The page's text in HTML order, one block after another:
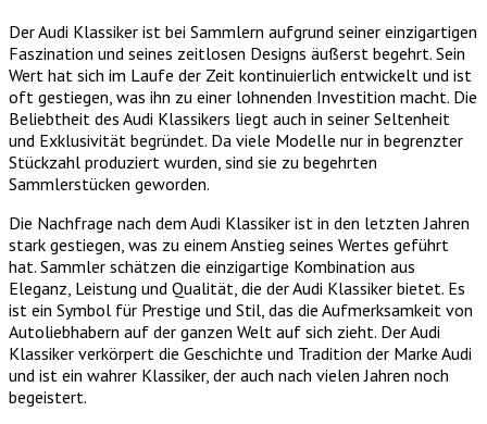
Der Audi Klassiker ist bei Sammlern aufgrund seiner einzigartigen
Faszination und seines zeitlosen Designs äußerst begehrt. Sein
Wert hat sich im Laufe der Zeit kontinuierlich entwickelt und ist
oft gestiegen, was ihn zu einer lohnenden Investition macht. Die
Beliebtheit des Audi Klassikers liegt auch in seiner Seltenheit
und Exklusivität begründet. Da viele Modelle nur in begrenzter
Stückzahl produziert wurden, sind sie zu begehrten
Sammlerstücken geworden.
Die Nachfrage nach dem Audi Klassiker ist in den letzten Jahren
stark gestiegen, was zu einem Anstieg seines Wertes geführt
hat. Sammler schätzen die einzigartige Kombination aus
Eleganz, Leistung und Qualität, die der Audi Klassiker bietet. Es
ist ein Symbol für Prestige und Stil, das die Aufmerksamkeit von
Autoliebhabern auf der ganzen Welt auf sich zieht. Der Audi
Klassiker verkörpert die Geschichte und Tradition der Marke Audi
und ist ein wahrer Klassiker, der auch nach vielen Jahren noch
begeistert.